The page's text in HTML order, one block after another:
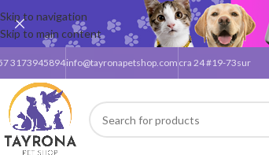
Skip to navigation
Skip to main content
3173945894info@tayronapetshop.com cra 24 #19-73sur